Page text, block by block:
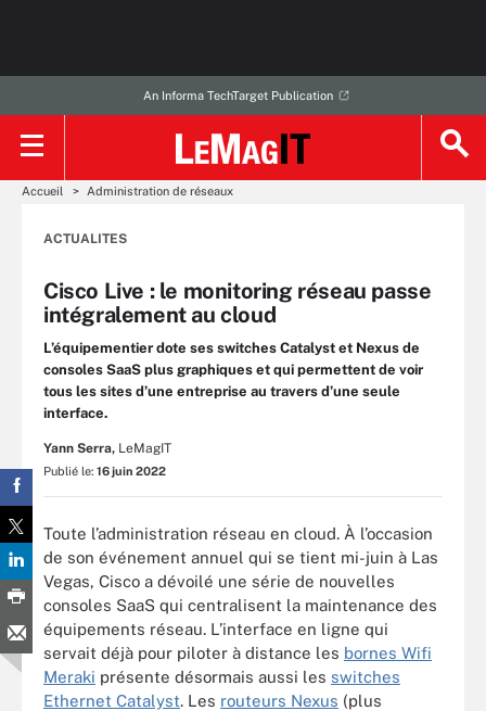
An Informa TechTarget Publication
Accueil Administration de réseaux
ACTUALITES
Cisco Live : le monitoring réseau passe
intégralement au cloud
L’équipementier dote ses switches Catalyst et Nexus de
consoles SaaS plus graphiques et qui permettent de voir
tous les sites d’une entreprise au travers d’une seule
interface.
Yann Serra, LeMagIT
Publié le: 16 juin 2022
Toute l’administration réseau en cloud. À l’occasion
de son événement annuel qui se tient mi-juin à Las
Vegas, Cisco a dévoilé une série de nouvelles
consoles SaaS qui centralisent la maintenance des
équipements réseau. L’interface en ligne qui
servait déjà pour piloter à distance les bornes Wifi
Meraki présente désormais aussi les switches
Ethernet Catalyst. Les routeurs Nexus (plus